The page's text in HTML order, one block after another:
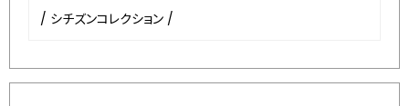
/ シチズンコレクション /